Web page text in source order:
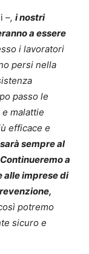
–, i nostri
a essere
i lavoratori
persi nella
passo le
malattie
efficace e
sempre al
a
alle imprese di
potremo
sicuro e